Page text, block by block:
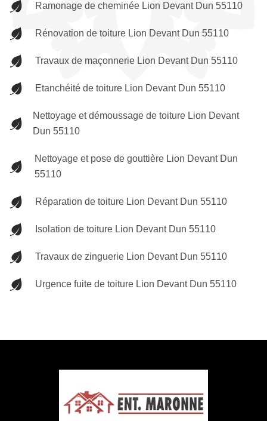
Ramonage de cheminée Lion Devant Dun 55110
Rénovation de toiture Lion Devant Dun 55110
Travaux de maçonnerie Lion Devant Dun 55110
Etanchéité de toiture Lion Devant Dun 55110
Nettoyage et démoussage de toiture Lion Devant
Dun 55110
Nettoyage et pose de gouttière Lion Devant Dun
55110
Réparation de toiture Lion Devant Dun 55110
Isolation de toiture Lion Devant Dun 55110
Travaux de zinguerie Lion Devant Dun 55110
Urgence fuite de toiture Lion Devant Dun 55110